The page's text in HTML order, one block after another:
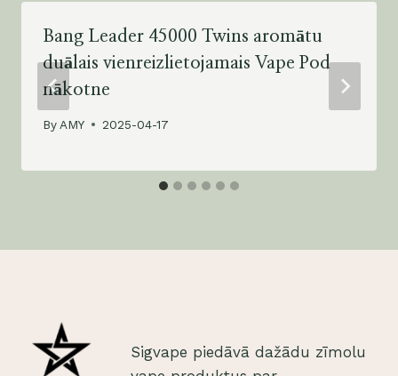
Bang Leader 45000 Twins aromātu
duālais vienreizlietojamais Vape Pod
nākotne
By AMY 2025-04-17
Sigvape piedāvā dažādu zīmolu